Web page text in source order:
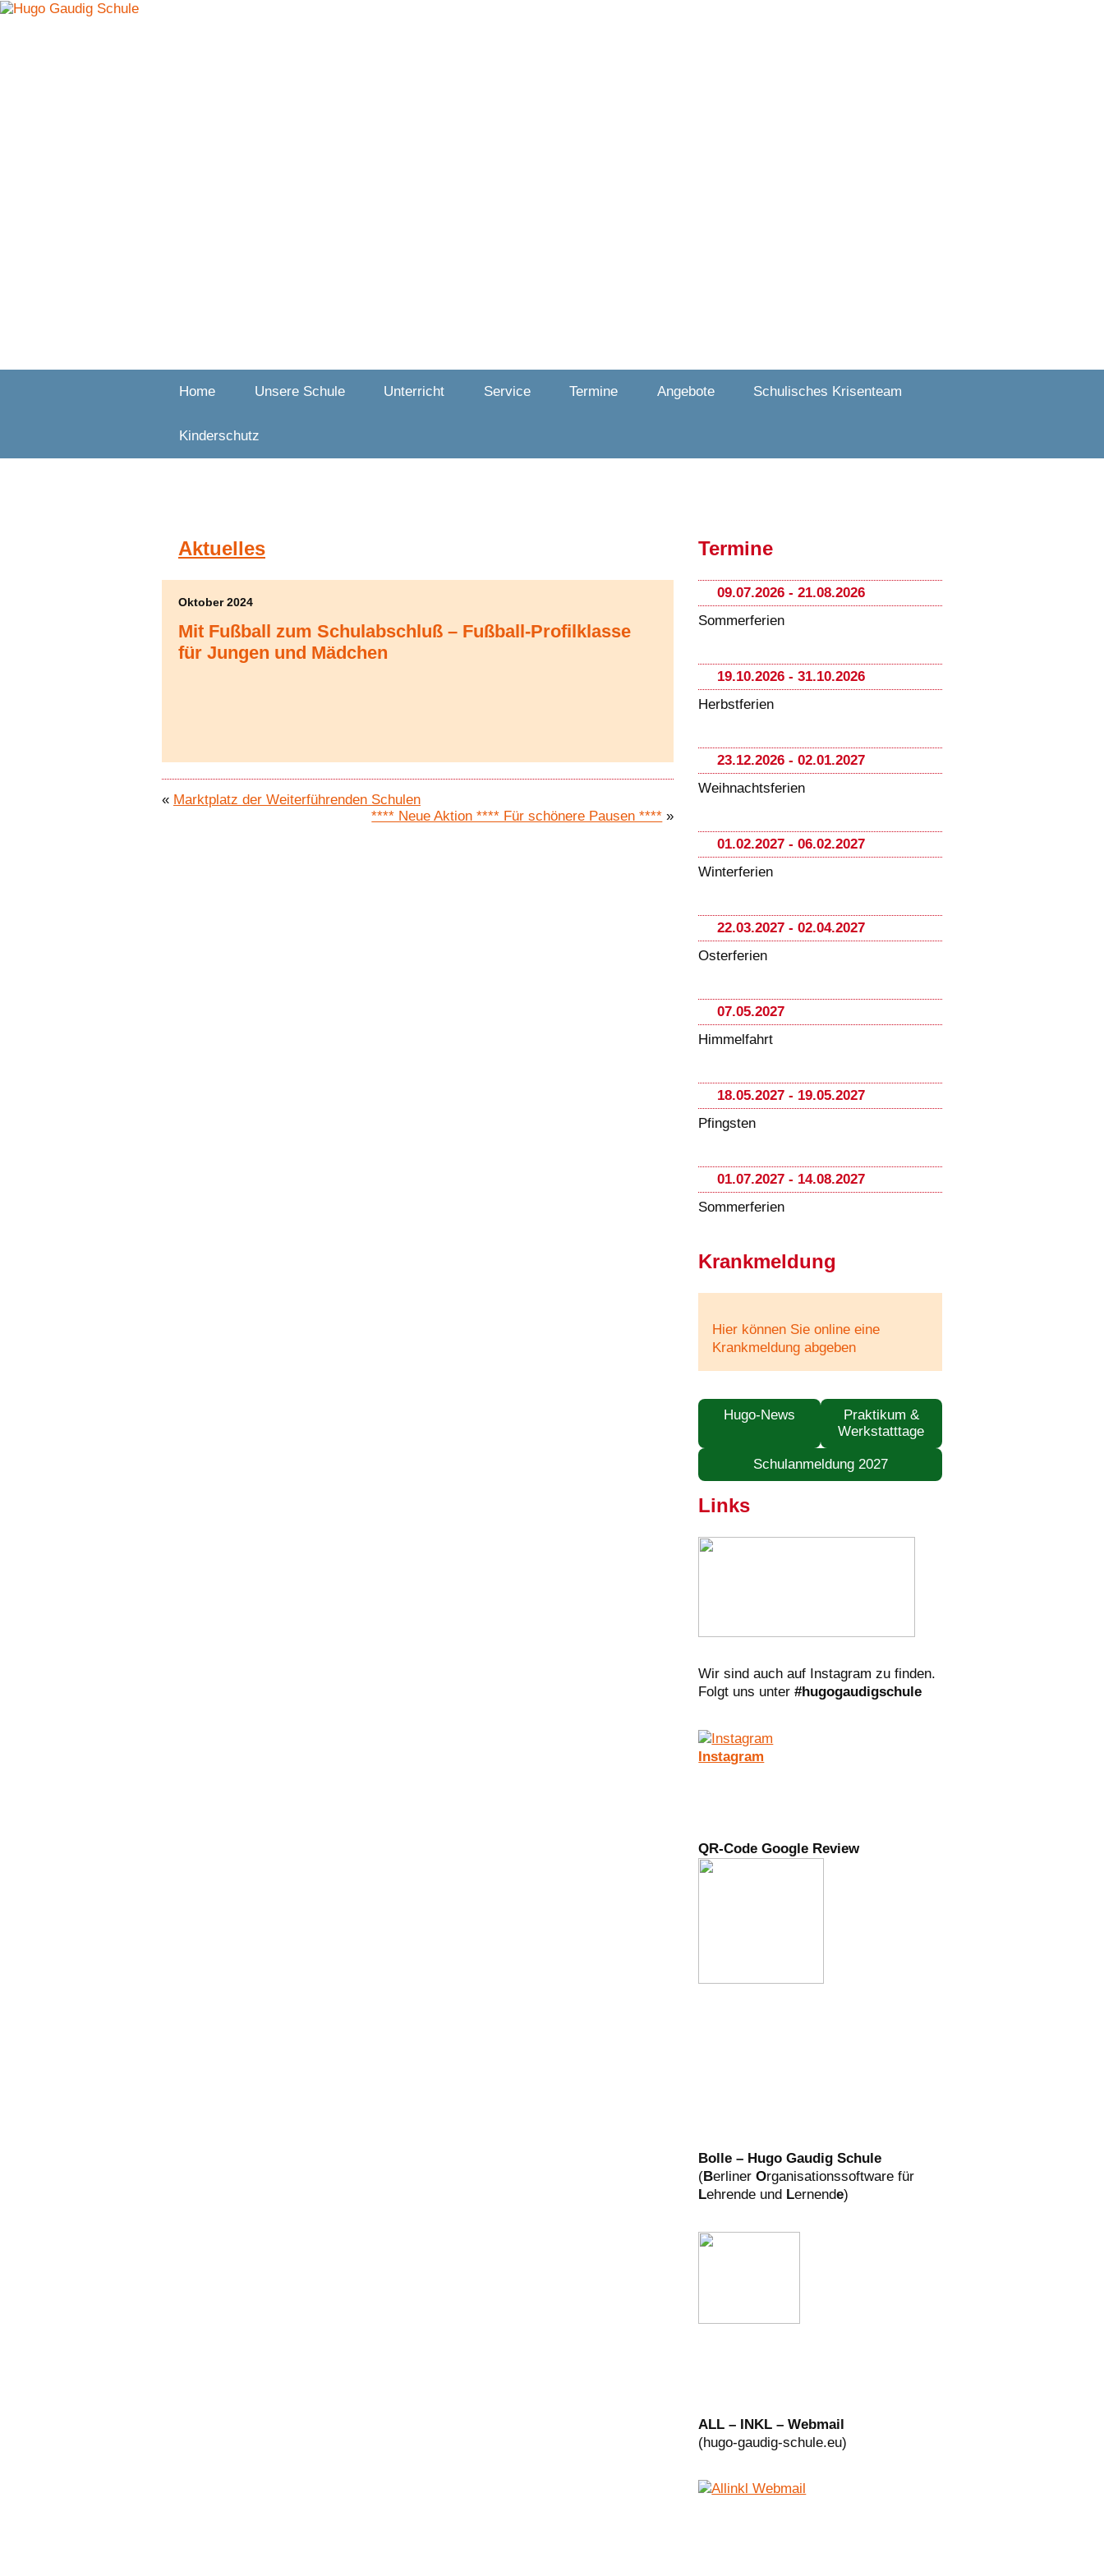
Home Unsere Schule Unterricht Service Termine Angebote Schulisches Krisenteam
Kinderschutz
Aktuelles
Oktober 2024
Mit Fußball zum Schulabschluß – Fußball-Profilklasse
für Jungen und Mädchen
« Marktplatz der Weiterführenden Schulen
**** Neue Aktion **** Für schönere Pausen **** »
Termine
09.07.2026 - 21.08.2026
Sommerferien
19.10.2026 - 31.10.2026
Herbstferien
23.12.2026 - 02.01.2027
Weihnachtsferien
01.02.2027 - 06.02.2027
Winterferien
22.03.2027 - 02.04.2027
Osterferien
07.05.2027
Himmelfahrt
18.05.2027 - 19.05.2027
Pfingsten
01.07.2027 - 14.08.2027
Sommerferien
Krankmeldung
Hier können Sie online eine
Krankmeldung abgeben
Hugo-News
Praktikum &
Werkstatttage
Schulanmeldung 2027
Links
Wir sind auch auf Instagram zu finden.
Folgt uns unter#hugogaudigschule
Instagram
QR-Code Google Review
Bolle – Hugo Gaudig Schule
(BerlinerOrganisationssoftware für
Lehrende und Lernende)
ALL – INKL – Webmail
(hugo-gaudig-schule.eu)